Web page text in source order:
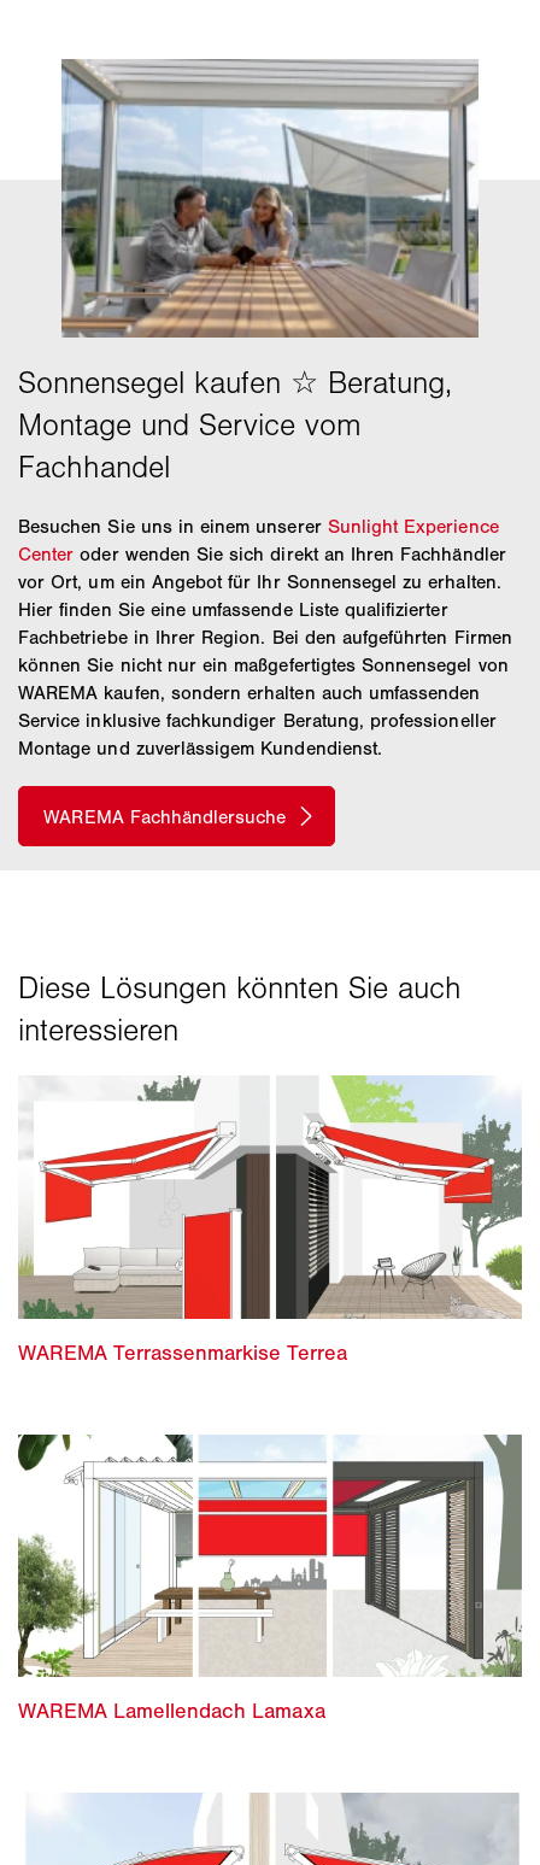
Besuchen Sie uns in einem unserer Sunlight Experience
Center oder wenden Sie sich direkt an Ihren Fachhändler
vor Ort, um ein Angebot für Ihr Sonnensegel zu erhalten.
Hier finden Sie eine umfassende Liste qualifizierter
Fachbetriebe in Ihrer Region. Bei den aufgeführten Firmen
können Sie nicht nur ein maßgefertigtes Sonnensegel von
WAREMA kaufen, sondern erhalten auch umfassenden
Service inklusive fachkundiger Beratung, professioneller
Montage und zuverlässigem Kundendienst.